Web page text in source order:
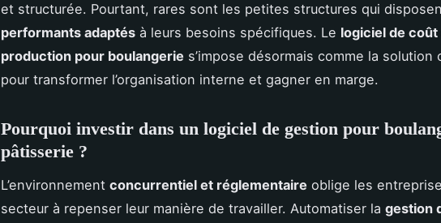
et structurée. Pourtant, rares sont les petites structures qui
performants adaptés à leurs besoins spécifiques. Le logiciel de coût
production pour boulangerie s’impose désormais comme la solution
pour transformer l’organisation interne et gagner en marge.
Pourquoi investir dans un logiciel de gestion pour
pâtisserie ?
L’environnement concurrentiel et réglementaire oblige les
secteur à repenser leur manière de travailler. Automatiser la gestion